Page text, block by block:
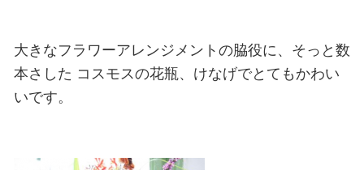
大きなフラワーアレンジメントの脇役に、そっと数
本さした コスモスの花瓶、けなげでとてもかわい
いです。